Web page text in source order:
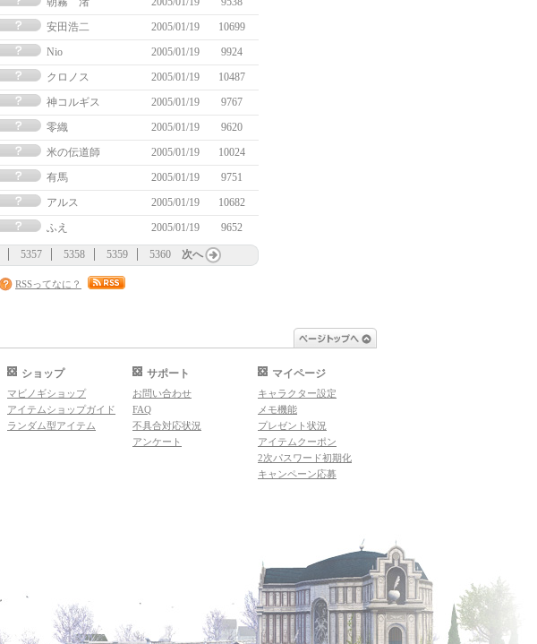
安田浩二 2005/01/19
10699
Nio 2005/01/19
9924
クロノス 2005/01/19
10487
神コルギス 2005/01/19
9767
零織 2005/01/19
9620
米の伝道師 2005/01/19
10024
有馬 2005/01/19
9751
アルス 2005/01/19
10682
ふえ 2005/01/19 9652
5357 5358 5359 5360 次へ
RSSってなに？
ショップ
マビノギショップ
アイテムショップガイド
ランダム型アイテム
サポート
お問い合わせ
FAQ
不具合対応状況
アンケート
マイページ
キャラクター設定
メモ機能
プレゼント状況
アイテムクーポン
2次パスワード初期化
キャンペーン応募